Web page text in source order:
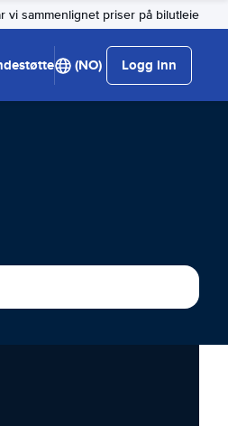
vi sammenlignet priser på bilutleie
(NO) Logg inn